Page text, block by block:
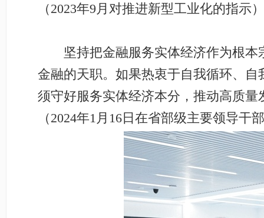
（2023年9月对推进新型工业化的指示）
坚持把金融服务实体经济作为根本
金融的天职。如果热衷于自我循环、
须守好服务实体经济本分，推动高质
（2024年1月16日在省部级主要领导